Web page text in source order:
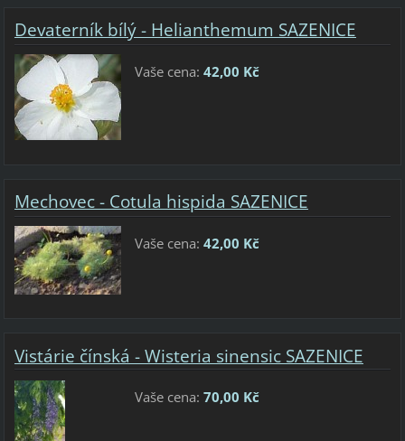
Devaterník bílý - Helianthemum SAZENICE
Vaše cena: 42,00 Kč
Mechovec - Cotula hispida SAZENICE
Vaše cena: 42,00 Kč
Vistárie čínská - Wisteria sinensic SAZENICE
Vaše cena: 70,00 Kč